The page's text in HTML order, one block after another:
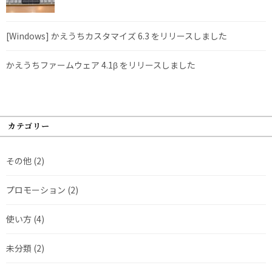
[Windows] かえうちカスタマイズ 6.3 をリリースしました
かえうちファームウェア 4.1β をリリースしました
カテゴリー
その他 (2)
プロモーション (2)
使い方 (4)
未分類 (2)